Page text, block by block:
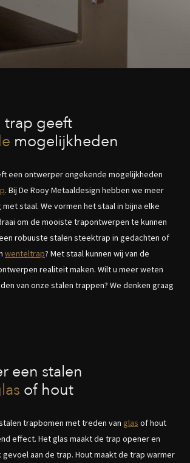
trap geeft
mogelijkheden
een ontwerper ongekende mogelijkheden
. Bij De Rooy Metaaldesign hebben we meer
met staal. We vormen het staal in bijna elke
om de mooiste trapontwerpen te kunnen
robuuste stalen steektrap in gedachten of
wenteltrap? Met staal kunnen wij van de
realiteit maken. Wilt u meer weten
van onze stalen trappen? We denken graag
een stalen
of hout
trapbomen met treden van glas of hout
effect. Het glas maakt de trap opener en
aan de trap. Hout maakt de trap warmer